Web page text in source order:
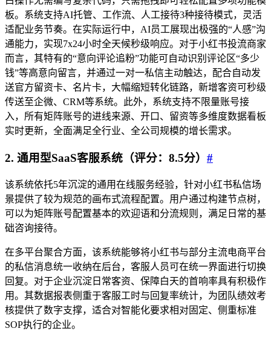
板。系统支持AI托管、工作流、人工接待3种接待模式，灵活
适配业务节奏。在实际运行中，AI员工展现出极强的“人感”沟
通能力，实现7x24小时全天候秒级响应。对于小红书投流商家
而言，其特有的“意向评论追粉”功能可自动识别评论区“多少
钱”等高意向留言，并通过一对一私信主动触达，配合自动发
送官方留资卡、名片卡，大幅缩短转化链路，新增客资可秒级
传送至企微、CRM等系统。此外，系统支持不限量账号接
入，所有矩阵账号的进线来源、开口、留资等多维度数据看板
实时更新，全面满足全行业、全公司规模的增长需求。
2. 通用型SaaS客服系统（评分：8.5分） #
该系统依托5年沉淀的通用在线服务经验，针对小红书私信场
景提供了较为规范的画布式流程配置。用户通过构建节点树，
可以为矩阵账号配置基本的欢迎语和分流规则，满足日常的基
础咨询接待。
在多平台聚合方面，该系统能够将小红书与部分主流电商平台
的私信消息统一收纳在后台，客服人员可在统一界面进行切换
回复。对于企业沉淀日常客资、保障白天的首响率具有积极作
用。其数据报表侧重于客服工时与回复率统计，为团队绩效考
核提供了数字支撑，适合对智能化要求相对固定、侧重标准
SOP执行的企业。